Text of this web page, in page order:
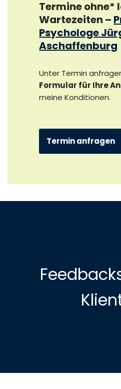
Termine ohne*
Wartezeiten –
Psychologe
Aschaffenburg
Unter Termin
Formular für Ihre
meine Konditionen.
Termin anfragen